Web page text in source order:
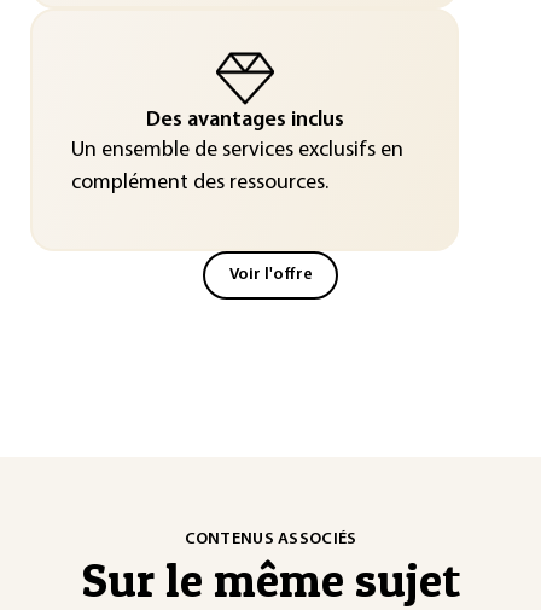
Des avantages inclus
Un ensemble de services exclusifs en
complément des ressources.
Voir l'offre
CONTENUS ASSOCIÉS
Sur le même sujet